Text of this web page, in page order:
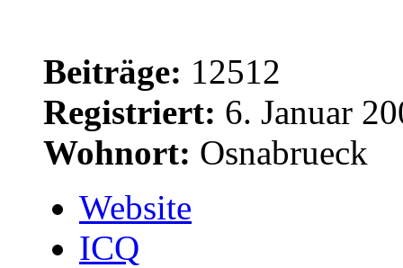
Beiträge: 12512
Registriert: 6. Januar
Wohnort: Osnabrueck
Website
ICQ